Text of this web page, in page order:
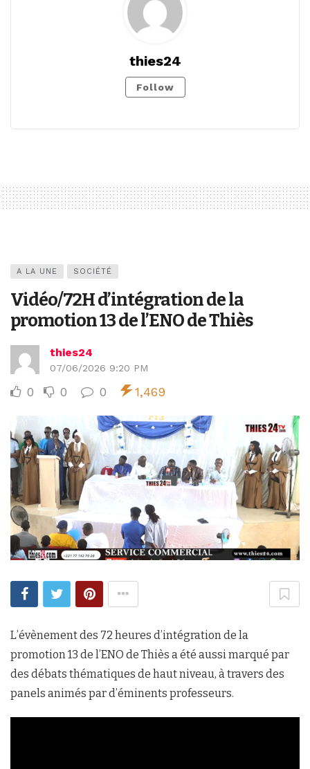
thies24
Follow
A LA UNE SOCIÉTÉ
Vidéo/72H d’intégration de la
promotion 13 de l’ENO de Thiès
thies24
07/06/2026 9:20 PM
0 0 0 1,469
L’évènement des 72 heures d’intégration de la
promotion 13 de l’ENO de Thiès a été aussi marqué par
des débats thématiques de haut niveau, à travers des
panels animés par d’éminents professeurs.